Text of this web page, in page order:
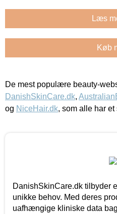
Læs
Køb
De mest populære beauty-
DanishSkinCare.dk,
og NiceHair.dk, som alle har et
DanishSkinCare.dk tilbyder
unikke behov. Med deres
uafhængige kliniske data